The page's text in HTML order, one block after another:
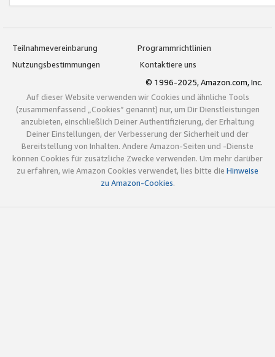
Teilnahmevereinbarung
Programmrichtlinien
Nutzungsbestimmungen
Kontaktiere uns
© 1996-2025, Amazon.com, Inc.
Auf dieser Website verwenden wir Cookies und ähnliche Tools
(zusammenfassend „Cookies“ genannt) nur, um Dir Dienstleistungen
anzubieten, einschließlich Deiner Authentifizierung, der Erhaltung
Deiner Einstellungen, der Verbesserung der Sicherheit und der
Bereitstellung von Inhalten. Andere Amazon-Seiten und -Dienste
können Cookies für zusätzliche Zwecke verwenden. Um mehr darüber
zu erfahren, wie Amazon Cookies verwendet, lies bitte die Hinweise
zu Amazon-Cookies.